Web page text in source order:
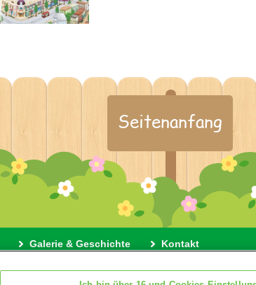
Seitenanfang
Galerie & Geschichte Kontakt
Verwendung von Cookies Cookie Einstellungen